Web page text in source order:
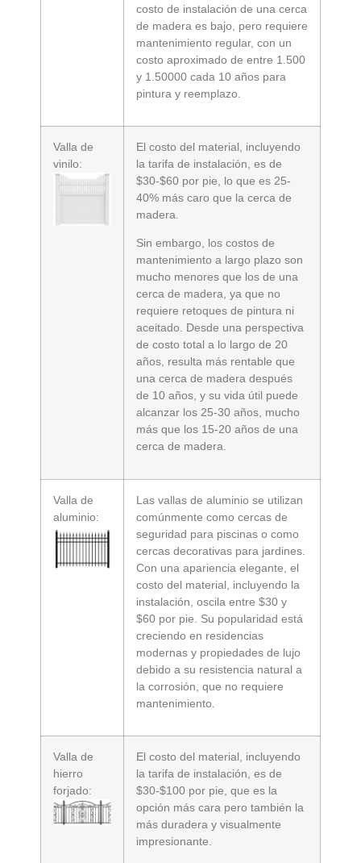
costo de instalación de una cerca
de madera es bajo, pero requiere
mantenimiento regular, con un
costo aproximado de entre 1.500
y 1.50000 cada 10 años para
pintura y reemplazo.
Valla de
vinilo:
El costo del material, incluyendo
la tarifa de instalación, es de
$30-$60 por pie, lo que es 25-
40% más caro que la cerca de
madera.
Sin embargo, los costos de
mantenimiento a largo plazo son
mucho menores que los de una
cerca de madera, ya que no
requiere retoques de pintura ni
aceitado. Desde una perspectiva
de costo total a lo largo de 20
años, resulta más rentable que
una cerca de madera después
de 10 años, y su vida útil puede
alcanzar los 25-30 años, mucho
más que los 15-20 años de una
cerca de madera.
Valla de
aluminio:
Las vallas de aluminio se utilizan
comúnmente como cercas de
seguridad para piscinas o como
cercas decorativas para jardines.
Con una apariencia elegante, el
costo del material, incluyendo la
instalación, oscila entre $30 y
$60 por pie. Su popularidad está
creciendo en residencias
modernas y propiedades de lujo
debido a su resistencia natural a
la corrosión, que no requiere
mantenimiento.
Valla de
hierro
forjado:
El costo del material, incluyendo
la tarifa de instalación, es de
$30-$100 por pie, que es la
opción más cara pero también la
más duradera y visualmente
impresionante.